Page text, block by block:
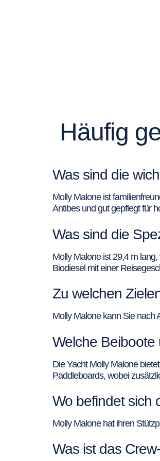
Häufig
Was sind die
Molly Malone ist
Antibes und gut gepflegt für
Was sind die
Molly Malone ist 29,4 m
Biodiesel mit einer
Zu welchen
Molly Malone kann Sie nach
Welche Beiboote
Die Yacht Molly Malone
Paddleboards, wobei
Wo befindet sich
Molly Malone hat ihren
Was ist das